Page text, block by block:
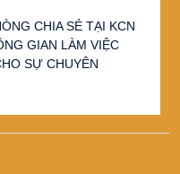
CHIA SẺ TẠI KCN
GIAN LÀM VIỆC
SỰ CHUYÊN